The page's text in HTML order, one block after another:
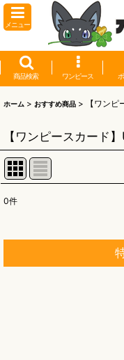
メニュー
商品検索 ワンピース
ホーム > おすすめ商品 > 【ワン
【ワンピースカード
0件